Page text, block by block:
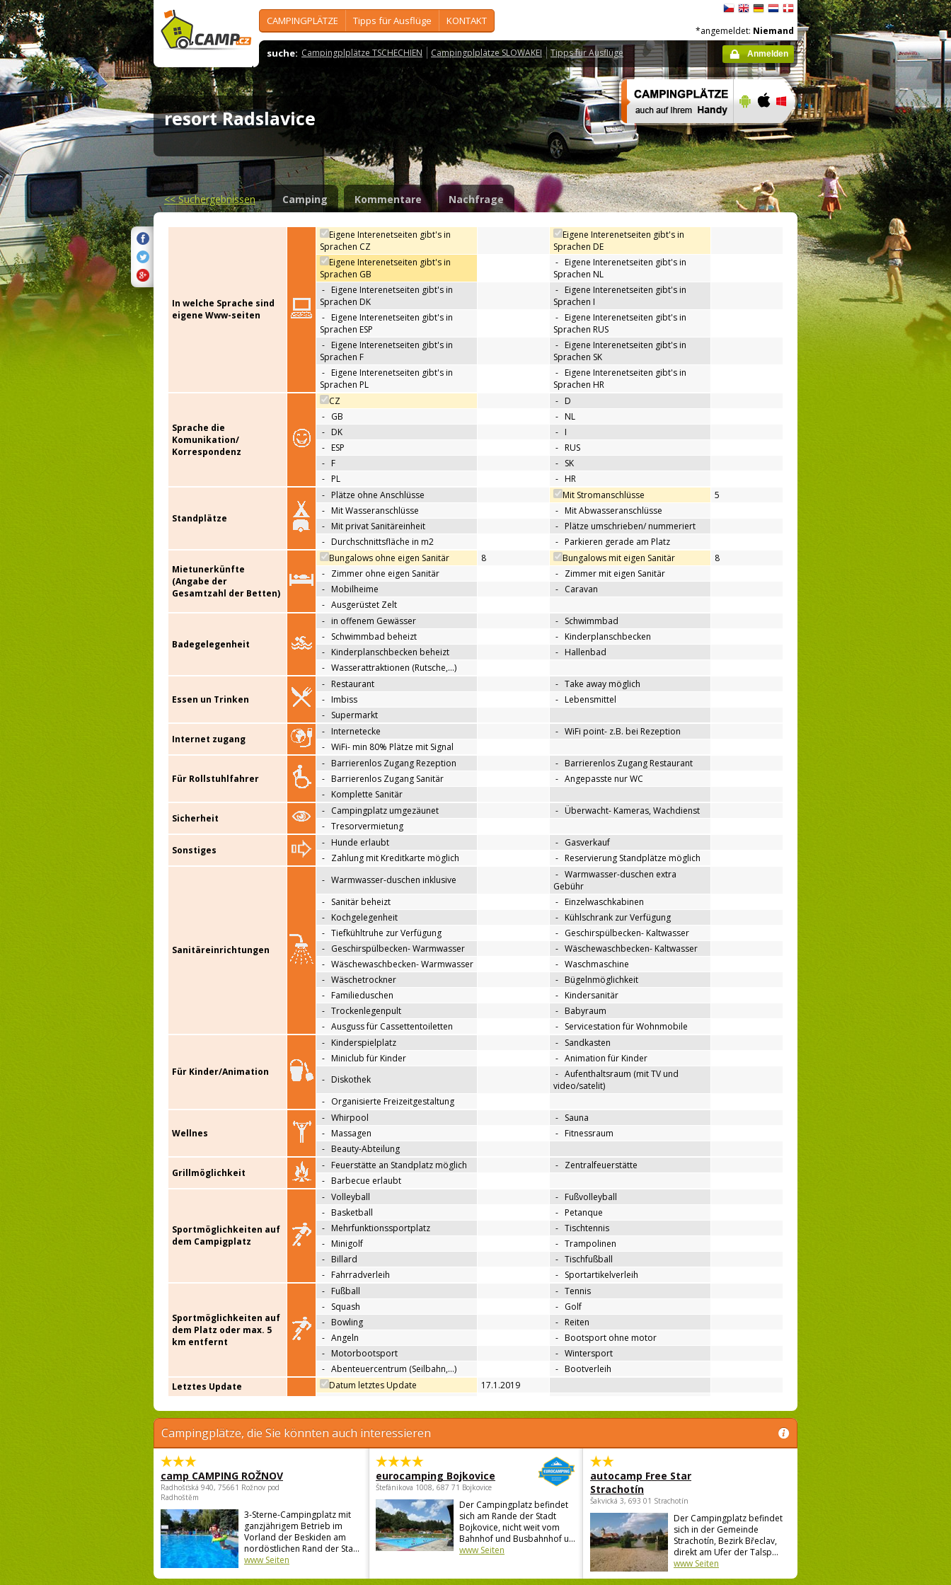
CAMPINGPLÄTZE Tipps für Ausflüge KONTAKT
suche: Campingplplätze TSCHECHIEN Campingplplätze SLOWAKEI Tipps für Ausflüge
*angemeldet: Niemand
Anmelden
resort Radslavice
<<Suchergebnissen Camping Kommentare Nachfrage
In welche Sprache sind
eigene Www-seiten
Eigene Interenetseiten gibt's in
Sprachen CZ
Eigene Interenetseiten gibt's in
Sprachen DE
Eigene Interenetseiten gibt's in
Sprachen GB
- Eigene Interenetseiten gibt's in
Sprachen NL
- Eigene Interenetseiten gibt's in
Sprachen DK
- Eigene Interenetseiten gibt's in
Sprachen I
- Eigene Interenetseiten gibt's in
Sprachen ESP
- Eigene Interenetseiten gibt's in
Sprachen RUS
- Eigene Interenetseiten gibt's in
Sprachen F
- Eigene Interenetseiten gibt's in
Sprachen SK
- Eigene Interenetseiten gibt's in
Sprachen PL
- Eigene Interenetseiten gibt's in
Sprachen HR
Sprache die
Komunikation/
Korrespondenz
CZ - D
- GB - NL
- DK - I
- ESP - RUS
- F - SK
- PL - HR
Standplätze
- Plätze ohne Anschlüsse Mit Stromanschlüsse
5
- Mit Wasseranschlüsse - Mit Abwasseranschlüsse
- Mit privat Sanitäreinheit - Plätze umschrieben/ nummeriert
- Durchschnittsfläche in m2 - Parkieren gerade am Platz
Mietunerkünfte
(Angabe der
Gesamtzahl der Betten)
Bungalows ohne eigen Sanitär 8 Bungalows mit eigen Sanitär
8
- Zimmer ohne eigen Sanitär - Zimmer mit eigen Sanitär
- Mobilheime - Caravan
- Ausgerüstet Zelt
Badegelegenheit
- in offenem Gewässer - Schwimmbad
- Schwimmbad beheizt - Kinderplanschbecken
- Kinderplanschbecken beheizt - Hallenbad
- Wasserattraktionen (Rutsche,…)
Essen un Trinken
- Restaurant - Take away möglich
- Imbiss - Lebensmittel
- Supermarkt
Internet zugang
- Internetecke - WiFi point- z.B. bei Rezeption
- WiFi- min 80% Plätze mit Signal
Für Rollstuhlfahrer
- Barrierenlos Zugang Rezeption - Barrierenlos Zugang Restaurant
- Barrierenlos Zugang Sanitär - Angepasste nur WC
- Komplette Sanitär
Sicherheit
- Campingplatz umgezäunet - Überwacht- Kameras, Wachdienst
- Tresorvermietung
Sonstiges
- Hunde erlaubt - Gasverkauf
- Zahlung mit Kreditkarte möglich - Reservierung Standplätze möglich
Sanitäreinrichtungen
- Warmwasser-duschen inklusive - Warmwasser-duschen extra
Gebühr
- Sanitär beheizt - Einzelwaschkabinen
- Kochgelegenheit - Kühlschrank zur Verfügung
- Tiefkühltruhe zur Verfügung - Geschirspülbecken- Kaltwasser
- Geschirspülbecken- Warmwasser - Wäschewaschbecken- Kaltwasser
- Wäschewaschbecken- Warmwasser - Waschmaschine
- Wäschetrockner - Bügelnmöglichkeit
- Familieduschen - Kindersanitär
- Trockenlegenpult - Babyraum
- Ausguss für Cassettentoiletten - Servicestation für Wohnmobile
Für Kinder/Animation
- Kinderspielplatz - Sandkasten
- Miniclub für Kinder - Animation für Kinder
- Diskothek - Aufenthaltsraum (mit TV und
video/satelit)
- Organisierte Freizeitgestaltung
Wellnes
- Whirpool - Sauna
- Massagen - Fitnessraum
- Beauty-Abteilung
Grillmöglichkeit
- Feuerstätte an Standplatz möglich - Zentralfeuerstätte
- Barbecue erlaubt
Sportmöglichkeiten auf
dem Campigplatz
- Volleyball - Fußvolleyball
- Basketball - Petanque
- Mehrfunktionssportplatz - Tischtennis
- Minigolf - Trampolinen
- Billard - Tischfußball
- Fahrradverleih - Sportartikelverleih
Sportmöglichkeiten auf
dem Platz oder max. 5
km entfernt
- Fußball - Tennis
- Squash - Golf
- Bowling - Reiten
- Angeln - Bootsport ohne motor
- Motorbootsport - Wintersport
- Abenteuercentrum (Seilbahn,…) - Bootverleih
Letztes Update
Datum letztes Update 17.1.2019
Campingplätze, die Sie könnten auch interessieren
camp CAMPING ROŽNOV
Radhošťská 940, 75661 Rožnov pod
Radhoštěm
3-Sterne-Campingplatz mit
ganzjährigem Betrieb im
Vorland der Beskiden am
nordöstlichen Rand der Sta...
www Seiten
eurocamping Bojkovice
Štefánikova 1008, 687 71 Bojkovice
Der Campingplatz befindet
sich am Rande der Stadt
Bojkovice, nicht weit vom
Bahnhof und Busbahnhof u...
www Seiten
autocamp Free Star
Strachotín
Šakvická 3, 693 01 Strachotín
Der Campingplatz befindet
sich in der Gemeinde
Strachotín, Bezirk Břeclav,
direkt am Ufer der Talsp...
www Seiten